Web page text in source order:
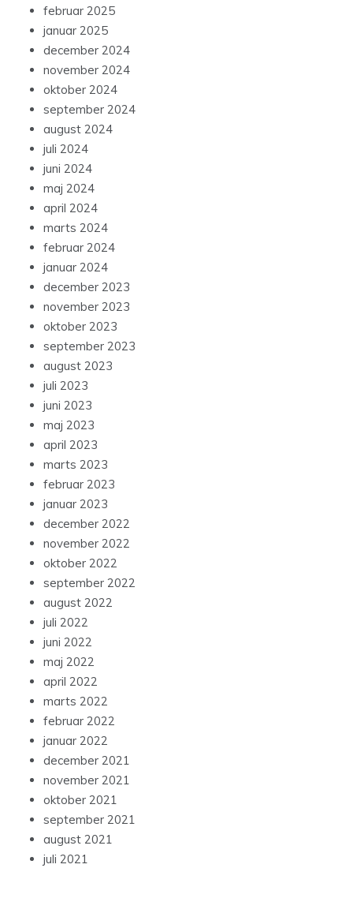
februar 2025
januar 2025
december 2024
november 2024
oktober 2024
september 2024
august 2024
juli 2024
juni 2024
maj 2024
april 2024
marts 2024
februar 2024
januar 2024
december 2023
november 2023
oktober 2023
september 2023
august 2023
juli 2023
juni 2023
maj 2023
april 2023
marts 2023
februar 2023
januar 2023
december 2022
november 2022
oktober 2022
september 2022
august 2022
juli 2022
juni 2022
maj 2022
april 2022
marts 2022
februar 2022
januar 2022
december 2021
november 2021
oktober 2021
september 2021
august 2021
juli 2021